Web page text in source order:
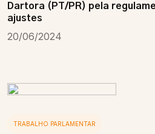
Dartora (PT/PR) pela
ajustes
20/06/2024
TRABALHO PARLAMENTAR